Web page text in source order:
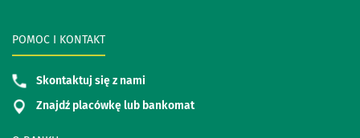
POMOC I KONTAKT
Skontaktuj się z nami
Znajdź placówkę lub bankomat